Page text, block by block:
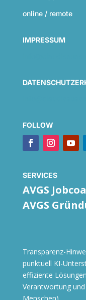
online / remote
IMPRESSUM
FOLLOW
SERVICES
AVGS
AVGS
Transparenz-
punktuell KI-
effiziente
Verantwortung